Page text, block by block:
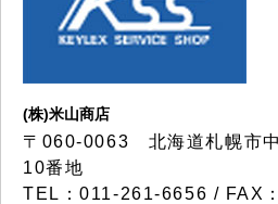
(株)米山商店
〒060-0063 北海道札幌市中
10番地
TEL：011-261-6656 / FAX